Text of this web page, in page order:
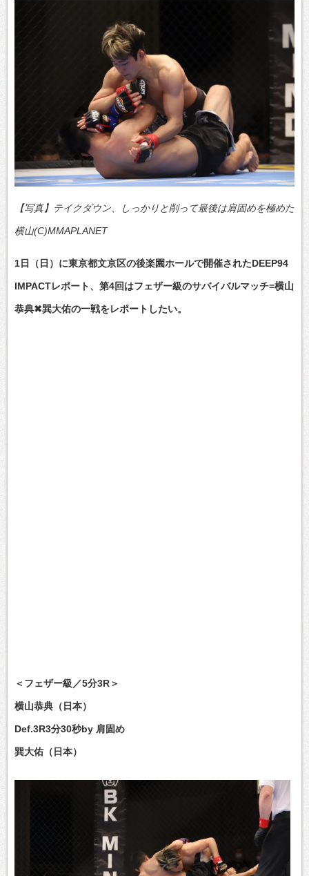
【写真】テイクダウン、しっかりと削って最後は肩固めを極めた
横山(C)MMAPLANET
1日（日）に東京都文京区の後楽園ホールで開催されたDEEP94
IMPACTレポート、第4回はフェザー級のサバイバルマッチ=横山
恭典✖巽大佑の一戦をレポートしたい。
＜フェザー級／5分3R＞
横山恭典（日本）
Def.3R3分30秒by 肩固め
巽大佑（日本）